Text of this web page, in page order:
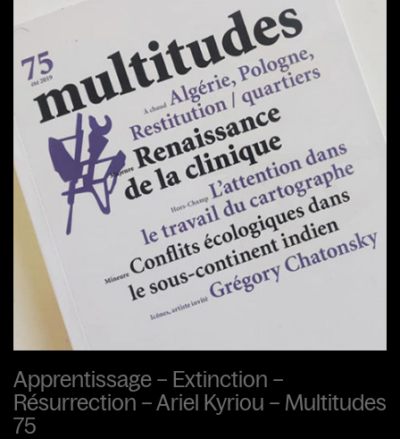
Apprentissage – Extinction –
Résurrection – Ariel Kyriou – Multitudes
75